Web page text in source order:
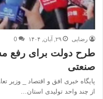
رضایی ۲۹, آبان, ۱۴۰۴ 0
طرح دولت برای رفع
صنعتی
پایگاه خبری افق و اقتصاد _ وزیر
از چند واحد تولیدی استان…